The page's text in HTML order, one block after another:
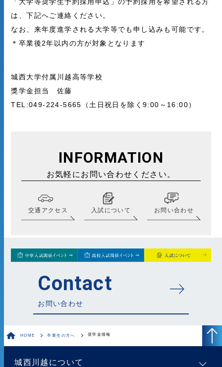
「大学等奨学生予約採用申込」の予約採用を希望される方
は、下記へご連絡ください。
なお、来年度進学される大学等でも申し込みも可能です。
＊卒業後2年以内の方が対象となります
城西大学付属川越高等学校
獎学金担当 佐藤
TEL:049-224-5665（土日祝日を除く9:00～16:00）
INFORMATION
お気軽にお問い合わせください。
交通アクセス 入試について お問い合わせ
Contact
お問い合わせ
HOME 卒業生の方へ 奨学金情報
城西川越について